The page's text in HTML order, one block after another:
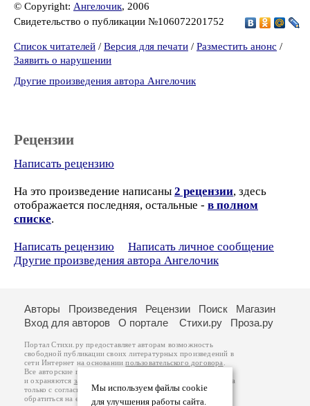
© Copyright: Ангелочик, 2006
Свидетельство о публикации №106072201752
Список читателей / Версия для печати / Разместить анонс /
Заявить о нарушении
Другие произведения автора Ангелочик
Рецензии
Написать рецензию
На это произведение написаны 2 рецензии, здесь
отображается последняя, остальные - в полном
списке.
Написать рецензию
Написать личное сообщение
Другие произведения автора Ангелочик
Мы используем файлы cookie
для улучшения работы сайта.
Авторы Произведения Рецензии Поиск
Магазин
Вход для авторов
О портале Стихи.ру Проза.ру
Портал Стихи.ру предоставляет авторам возможность
свободной публикации своих литературных произведений в
сети Интернет на основаниипользовательского договора
Все авторские права на произведения принадлежат авторам
и охраняются законом
. Перепечатка произведений возможна
только с согласия его автора, к которому вы можете
обратиться на его авторской странице. Ответственность за